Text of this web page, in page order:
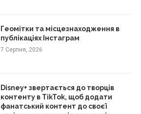
Геомітки та місцезнаходження в
публікаціях Інстаграм
7 Серпня, 2026
Disney+ звертається до творців
контенту в TikTok, щоб додати
фанатський контент до своєї